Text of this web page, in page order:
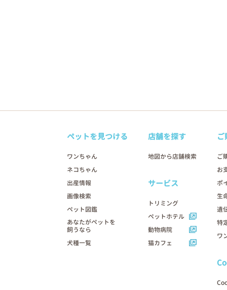
ペットを見つける
ワンちゃん
ネコちゃん
出産情報
画像検索
ペット図鑑
あなたがペットを
飼うなら
犬種一覧
店舗を探す
地図から店舗検索
サービス
トリミング
ペットホテル
動物病院
猫カフェ
ご
お
ポ
生
遺
特
ワ